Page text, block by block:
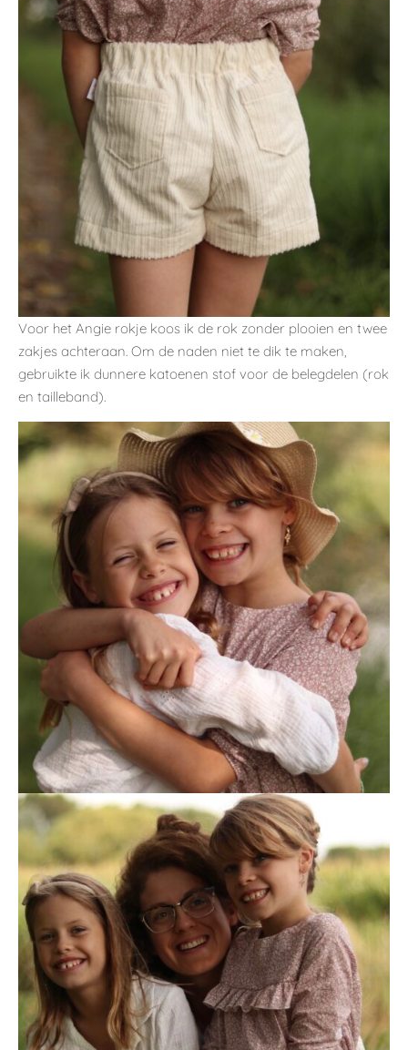
Voor het Angie rokje koos ik de rok zonder plooien en twee
zakjes achteraan. Om de naden niet te dik te maken,
gebruikte ik dunnere katoenen stof voor de belegdelen (rok
en tailleband).